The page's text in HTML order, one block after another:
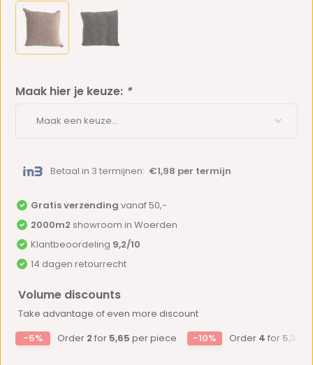
Maak hier je keuze: *
Betaal in 3 termijnen: €1,98 per termijn
Gratis verzending vanaf 50,-
2000m2 showroom in Woerden
Klantbeoordeling 9,2/10
14 dagen retourrecht
Volume discounts
Take advantage of even more discount
-5%
Order 2 for 5,65 per piece -10% Order 4 for 5,36